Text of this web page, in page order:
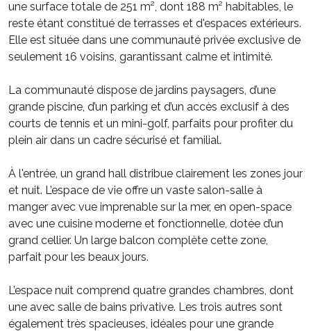
une surface totale de 251 m², dont 188 m² habitables, le
reste étant constitué de terrasses et d'espaces extérieurs.
Elle est située dans une communauté privée exclusive de
seulement 16 voisins, garantissant calme et intimité.
La communauté dispose de jardins paysagers, d’une
grande piscine, d’un parking et d’un accès exclusif à des
courts de tennis et un mini-golf, parfaits pour profiter du
plein air dans un cadre sécurisé et familial.
À l'entrée, un grand hall distribue clairement les zones jour
et nuit. L’espace de vie offre un vaste salon-salle à
manger avec vue imprenable sur la mer, en open-space
avec une cuisine moderne et fonctionnelle, dotée d’un
grand cellier. Un large balcon complète cette zone,
parfait pour les beaux jours.
L’espace nuit comprend quatre grandes chambres, dont
une avec salle de bains privative. Les trois autres sont
également très spacieuses, idéales pour une grande